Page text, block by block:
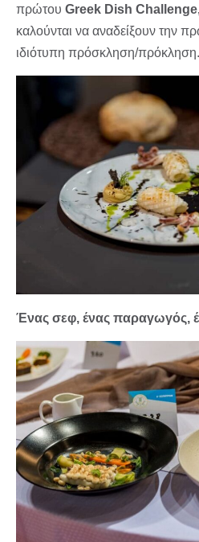
πρώτου Greek Dish
καλούνται να αναδείξουν την
ιδιότυπη πρόσκληση/πρόκληση.
Ένας σεφ, ένας παραγωγός,